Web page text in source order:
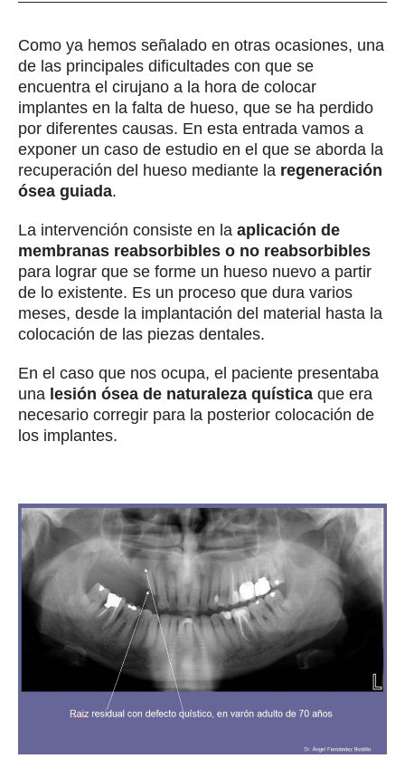
Como ya hemos señalado en otras ocasiones, una
de las principales dificultades con que se
encuentra el cirujano a la hora de colocar
implantes en la falta de hueso, que se ha perdido
por diferentes causas. En esta entrada vamos a
exponer un caso de estudio en el que se aborda la
recuperación del hueso mediante la regeneración
ósea guiada.
La intervención consiste en la aplicación de
membranas reabsorbibles o no reabsorbibles
para lograr que se forme un hueso nuevo a partir
de lo existente. Es un proceso que dura varios
meses, desde la implantación del material hasta la
colocación de las piezas dentales.
En el caso que nos ocupa, el paciente presentaba
una lesión ósea de naturaleza quística que era
necesario corregir para la posterior colocación de
los implantes.